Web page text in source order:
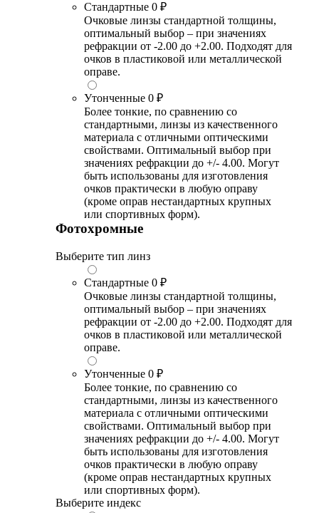
Стандартные 0 ₽
Очковые линзы стандартной толщины,
оптимальный выбор – при значениях
рефракции от -2.00 до +2.00. Подходят для
очков в пластиковой или металлической
оправе.
Утонченные 0 ₽
Более тонкие, по сравнению со
стандартными, линзы из качественного
материала с отличными оптическими
свойствами. Оптимальный выбор при
значениях рефракции до +/- 4.00. Могут
быть использованы для изготовления
очков практически в любую оправу
(кроме оправ нестандартных крупных
или спортивных форм).
Фотохромные
Выберите тип линз
Стандартные 0 ₽
Очковые линзы стандартной толщины,
оптимальный выбор – при значениях
рефракции от -2.00 до +2.00. Подходят для
очков в пластиковой или металлической
оправе.
Утонченные 0 ₽
Более тонкие, по сравнению со
стандартными, линзы из качественного
материала с отличными оптическими
свойствами. Оптимальный выбор при
значениях рефракции до +/- 4.00. Могут
быть использованы для изготовления
очков практически в любую оправу
(кроме оправ нестандартных крупных
или спортивных форм).
Выберите индекс